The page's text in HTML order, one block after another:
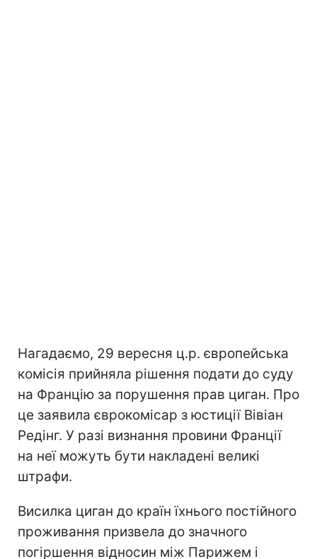
Нагадаємо, 29 вересня ц.р. європейська
комісія прийняла рішення подати до суду
на Францію за порушення прав циган. Про
це заявила єврокомісар з юстиції Вівіан
Редінг. У разі визнання провини Франції
на неї можуть бути накладені великі
штрафи.
Висилка циган до країн їхнього постійного
проживання призвела до значного
погіршення відносин між Парижем і